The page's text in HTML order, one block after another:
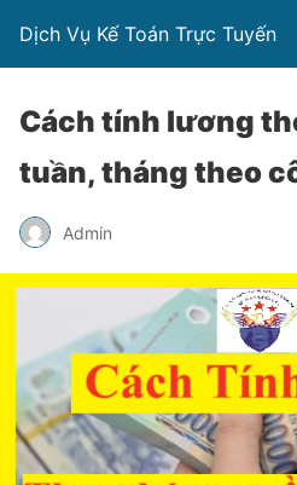
Dịch Vụ Kế Toán Trực Tuyến
Cách tính lương
tuần, tháng theo
Admin